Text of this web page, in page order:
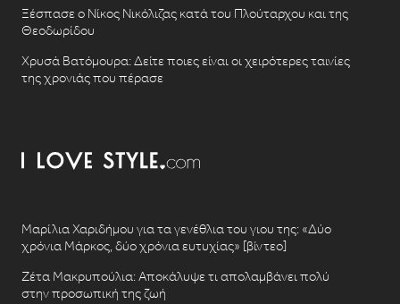
Ξέσπασε ο Νίκος Νικόλιζας κατά του Πλούταρχου και της
Θεοδωρίδου
Χρυσά Βατόμουρα: Δείτε ποιες είναι οι χειρότερες ταινίες
της χρονιάς που πέρασε
Μαρίλια Χαριδήμου για τα γενέθλια του γιου της: «Δύο
χρόνια Μάρκος, δύο χρόνια ευτυχίας» [βίντεο]
Ζέτα Μακρυπούλια: Αποκάλυψε τι απολαμβάνει πολύ
στην προσωπική της ζωή